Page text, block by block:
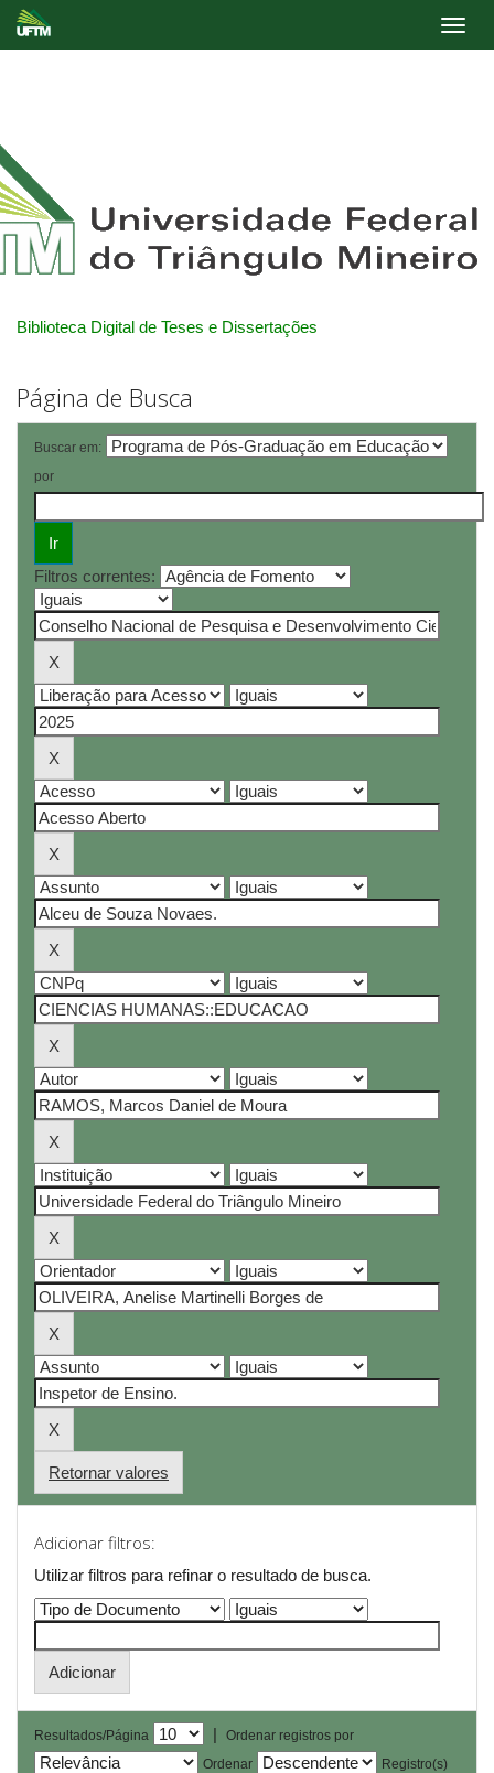
Biblioteca Digital de Teses e Dissertações
Página de Busca
Buscar em:
por
Filtros correntes:
Retornar valores
Adicionar filtros:
Utilizar filtros para refinar o resultado de busca.
Resultados/Página |
Ordenar registros por
Ordenar
Registro(s)